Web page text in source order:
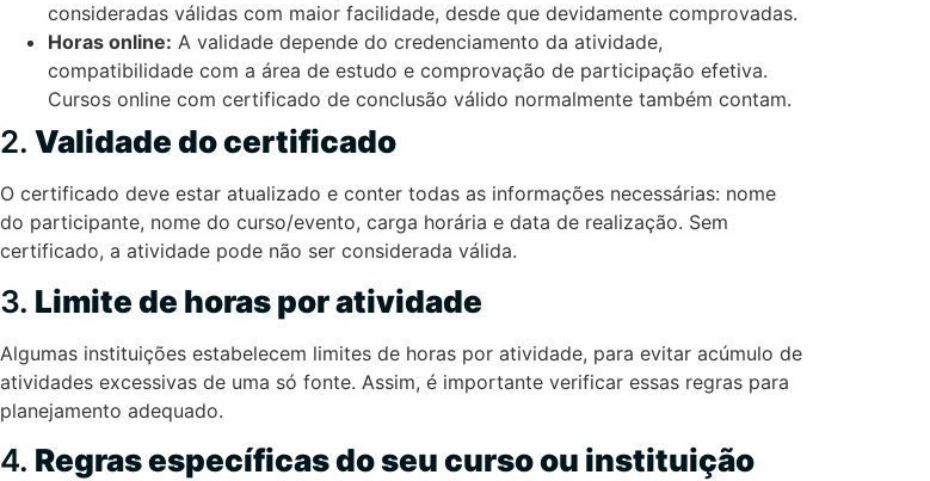
consideradas válidas com maior facilidade, desde que devidamente comprovadas.
Horas online: A validade depende do credenciamento da atividade,
compatibilidade com a área de estudo e comprovação de participação efetiva.
Cursos online com certificado de conclusão válido normalmente também contam.
2. Validade do certificado
O certificado deve estar atualizado e conter todas as informações necessárias: nome
do participante, nome do curso/evento, carga horária e data de realização. Sem
certificado, a atividade pode não ser considerada válida.
3. Limite de horas por atividade
Algumas instituições estabelecem limites de horas por atividade, para evitar acúmulo de
atividades excessivas de uma só fonte. Assim, é importante verificar essas regras para
planejamento adequado.
4. Regras específicas do seu curso ou instituição